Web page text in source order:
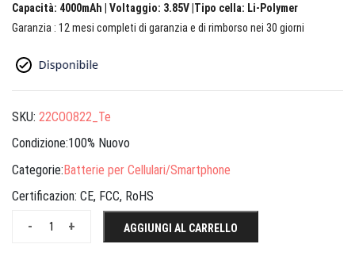
Capacità: 4000mAh | Voltaggio: 3.85V |Tipo cella: Li-Polymer
Garanzia : 12 mesi completi di garanzia e di rimborso nei 30 giorni
SKU: 22COO822_Te
Condizione:100% Nuovo
Categorie:Batterie per Cellulari/Smartphone
Certificazion: CE, FCC, RoHS
+
- AGGIUNGI AL CARRELLO